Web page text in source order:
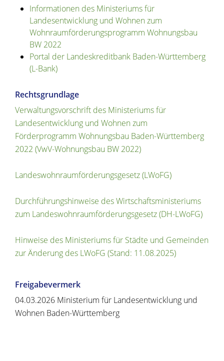
Informationen des Ministeriums für
Landesentwicklung und Wohnen zum
Wohnraumförderungsprogramm Wohnungsbau
BW 2022
Portal der Landeskreditbank Baden-Württemberg
(L-Bank)
Rechtsgrundlage
Verwaltungsvorschrift des Ministeriums für
Landesentwicklung und Wohnen zum
Förderprogramm Wohnungsbau Baden-Württemberg
2022 (VwV-Wohnungsbau BW 2022)
Landeswohnraumförderungsgesetz (LWoFG)
Durchführungshinweise des Wirtschaftsministeriums
zum Landeswohnraumförderungsgesetz (DH-LWoFG)
Hinweise des Ministeriums für Städte und Gemeinden
zur Änderung des LWoFG (Stand: 11.08.2025)
Freigabevermerk
04.03.2026 Ministerium für Landesentwicklung und
Wohnen Baden-Württemberg